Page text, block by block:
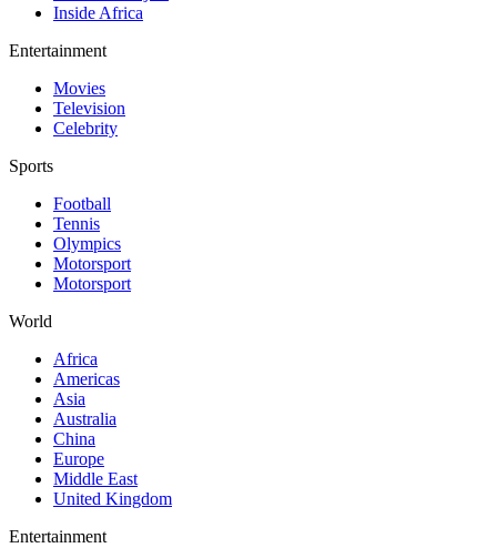
Inside Africa
Entertainment
Movies
Television
Celebrity
Sports
Football
Tennis
Olympics
Motorsport
Motorsport
World
Africa
Americas
Asia
Australia
China
Europe
Middle East
United Kingdom
Entertainment